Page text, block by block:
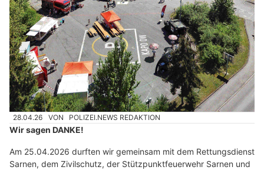
28.04.26 VON POLIZEI.NEWS REDAKTION
Wir sagen DANKE!
Am 25.04.2026 durften wir gemeinsam mit dem Rettungsdienst
Sarnen, dem Zivilschutz, der Stützpunktfeuerwehr Sarnen und